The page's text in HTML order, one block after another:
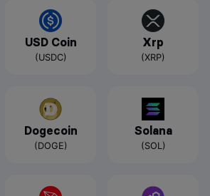
USD Coin
(USDC)
Xrp
(XRP)
Dogecoin
(DOGE)
Solana
(SOL)